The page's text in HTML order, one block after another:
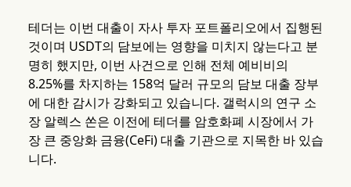
테더는 이번 대출이 자사 투자 포트폴리오에서 집행된
것이며 USDT의 담보에는 영향을 미치지 않는다고 분
명히 했지만, 이번 사건으로 인해 전체 예비비의
8.25%를 차지하는 158억 달러 규모의 담보 대출 장부
에 대한 감시가 강화되고 있습니다. 갤럭시의 연구 소
장 알렉스 쏜은 이전에 테더를 암호화폐 시장에서 가
장 큰 중앙화 금융(CeFi) 대출 기관으로 지목한 바 있습
니다.